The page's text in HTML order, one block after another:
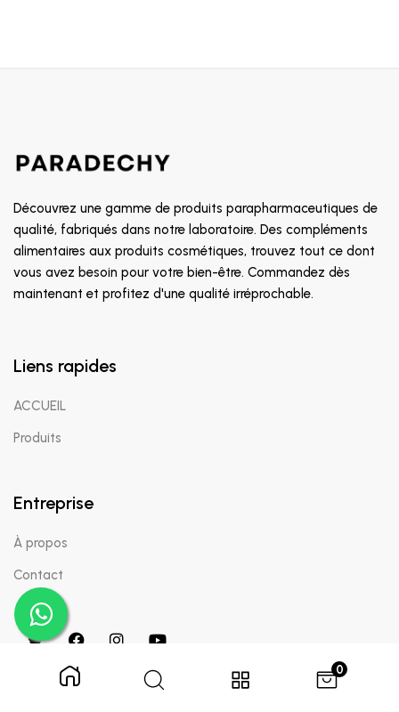
0
Découvrez une gamme de produits parapharmaceutiques de
qualité, fabriqués dans notre laboratoire. Des compléments
alimentaires aux produits cosmétiques, trouvez tout ce dont
vous avez besoin pour votre bien-être. Commandez dès
maintenant et profitez d'une qualité irréprochable.
Liens rapides
ACCUEIL
Produits
Entreprise
À propos
Contact